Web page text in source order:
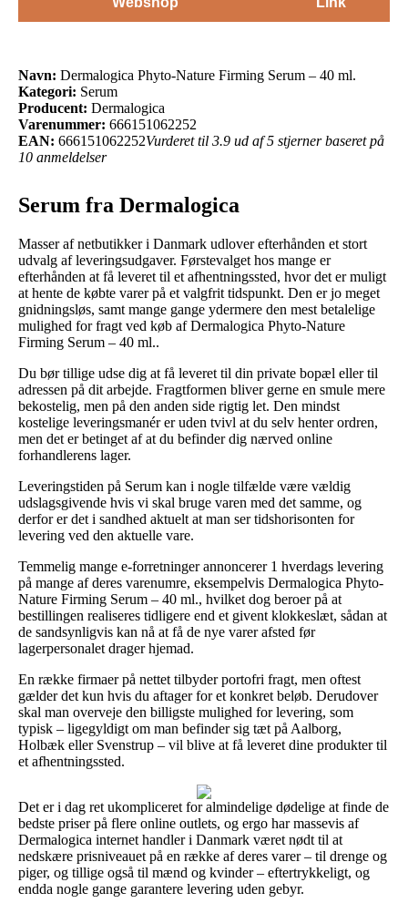
Navn: Dermalogica Phyto-Nature Firming Serum – 40 ml.
Kategori: Serum
Producent: Dermalogica
Varenummer: 666151062252
EAN: 666151062252Vurderet til 3.9 ud af 5 stjerner baseret på
10 anmeldelser
Serum fra Dermalogica
Masser af netbutikker i Danmark udlover efterhånden et stort
udvalg af leveringsudgaver. Førstevalget hos mange er
efterhånden at få leveret til et afhentningssted, hvor det er muligt
at hente de købte varer på et valgfrit tidspunkt. Den er jo meget
gnidningsløs, samt mange gange ydermere den mest betalelige
mulighed for fragt ved køb af Dermalogica Phyto-Nature
Firming Serum – 40 ml..
Du bør tillige udse dig at få leveret til din private bopæl eller til
adressen på dit arbejde. Fragtformen bliver gerne en smule mere
bekostelig, men på den anden side rigtig let. Den mindst
kostelige leveringsmanér er uden tvivl at du selv henter ordren,
men det er betinget af at du befinder dig nærved online
forhandlerens lager.
Leveringstiden på Serum kan i nogle tilfælde være vældig
udslagsgivende hvis vi skal bruge varen med det samme, og
derfor er det i sandhed aktuelt at man ser tidshorisonten for
levering ved den aktuelle vare.
Temmelig mange e-forretninger annoncerer 1 hverdags levering
på mange af deres varenumre, eksempelvis Dermalogica Phyto-
Nature Firming Serum – 40 ml., hvilket dog beroer på at
bestillingen realiseres tidligere end et givent klokkeslæt, sådan at
de sandsynligvis kan nå at få de nye varer afsted før
lagerpersonalet drager hjemad.
En række firmaer på nettet tilbyder portofri fragt, men oftest
gælder det kun hvis du aftager for et konkret beløb. Derudover
skal man overveje den billigste mulighed for levering, som
typisk – ligegyldigt om man befinder sig tæt på Aalborg,
Holbæk eller Svenstrup – vil blive at få leveret dine produkter til
et afhentningssted.
Det er i dag ret ukompliceret for almindelige dødelige at finde de
bedste priser på flere online outlets, og ergo har massevis af
Dermalogica internet handler i Danmark været nødt til at
nedskære prisniveauet på en række af deres varer – til drenge og
piger, og tillige også til mænd og kvinder – eftertrykkeligt, og
endda nogle gange garantere levering uden gebyr.